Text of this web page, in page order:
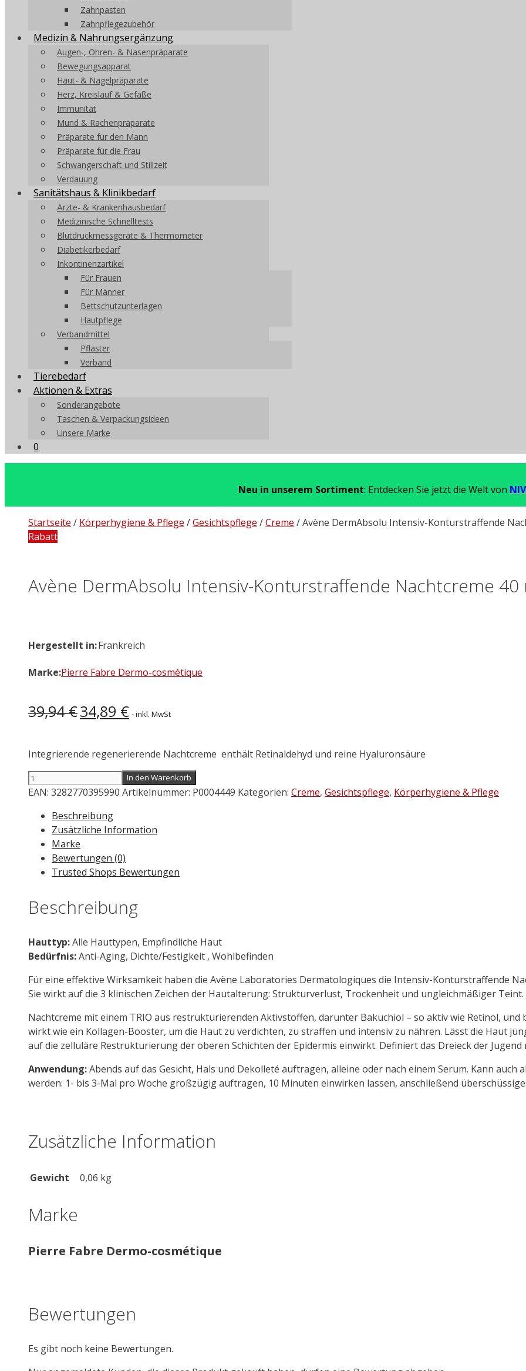
Zahnpasten
Zahnpflegezubehör
Medizin & Nahrungsergänzung
Augen-, Ohren- & Nasenpräparate
Bewegungsapparat
Haut- & Nagelpräparate
Herz, Kreislauf & Gefäße
Immunität
Mund & Rachenpräparate
Präparate für den Mann
Präparate für die Frau
Schwangerschaft und Stillzeit
Verdauung
Sanitätshaus & Klinikbedarf
Ärzte- & Krankenhausbedarf
Medizinische Schnelltests
Blutdruckmessgeräte & Thermometer
Diabetikerbedarf
Inkontinenzartikel
Für Frauen
Für Männer
Bettschutzunterlagen
Hautpflege
Verbandmittel
Pflaster
Verband
Tierebedarf
Aktionen & Extras
Sonderangebote
Taschen & Verpackungsideen
Unsere Marke
0
Neu in unserem Sortiment: Entdecken Sie jetzt die Welt von
Startseite / Körperhygiene & Pflege /Gesichtspflege /Creme / Avène DermAbsolu Intensiv-Konturstraffende
Rabatt
Avène DermAbsolu Intensiv-Konturstraffende Nachtcreme 40
Hergestellt in:Frankreich
Marke:Pierre Fabre Dermo-cosmétique
39,94€ Ursprünglicher
Preis
39,94 €
34,89 €Aktueller
Preis
34,89 €.
- inkl. MwSt
Integrierende regenerierende Nachtcreme enthält Retinaldehyd und reine Hyaluronsäure
Avène
DermAbsolu
Konturstraffende
Nachtcreme
Menge
In den Warenkorb
EAN: 3282770395990 Artikelnummer: P0004449 Kategorien: Creme, Gesichtspflege, Körperhygiene & Pflege
Beschreibung
Zusätzliche Information
Marke
Bewertungen (0)
Trusted Shops Bewertungen
Beschreibung
Hauttyp:Alle Hauttypen, Empfindliche Haut
Bedürfnis:Anti-Aging, Dichte/Festigkeit , Wohlbefinden
Für eine effektive Wirksamkeit haben die Avène Laboratories Dermatologiques die Intensiv-Konturstraffende
Sie wirkt auf die 3 klinischen Zeichen der Hautalterung: Strukturverlust, Trockenheit und ungleichmäßiger Teint.
Nachtcreme mit einem TRIO aus restrukturierenden Aktivstoffen, darunter Bakuchiol – so aktiv wie Retinol, und
wirkt wie ein Kollagen-Booster, um die Haut zu verdichten, zu straffen und intensiv zu nähren. Lässt die Haut
auf die zelluläre Restrukturierung der oberen Schichten der Epidermis einwirkt. Definiert das Dreieck der Jugend
Anwendung:Abends auf das Gesicht, Hals und Dekolleté auftragen, alleine oder nach einem Serum. Kann auch
werden: 1- bis 3-Mal pro Woche großzügig auftragen, 10 Minuten einwirken lassen, anschließend
Zusätzliche Information
Gewicht 0,06 kg
Marke
Pierre Fabre Dermo-cosmétique
Bewertungen
Es gibt noch keine Bewertungen.